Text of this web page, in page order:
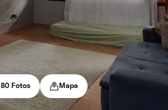
80 Fotos Mapa